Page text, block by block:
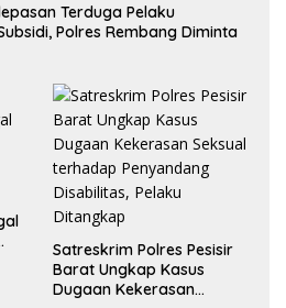
Terduga Pelaku
Polres Rembang Diminta
Satreskrim Polres Pesisir
Barat Ungkap Kasus
Dugaan Kekerasan